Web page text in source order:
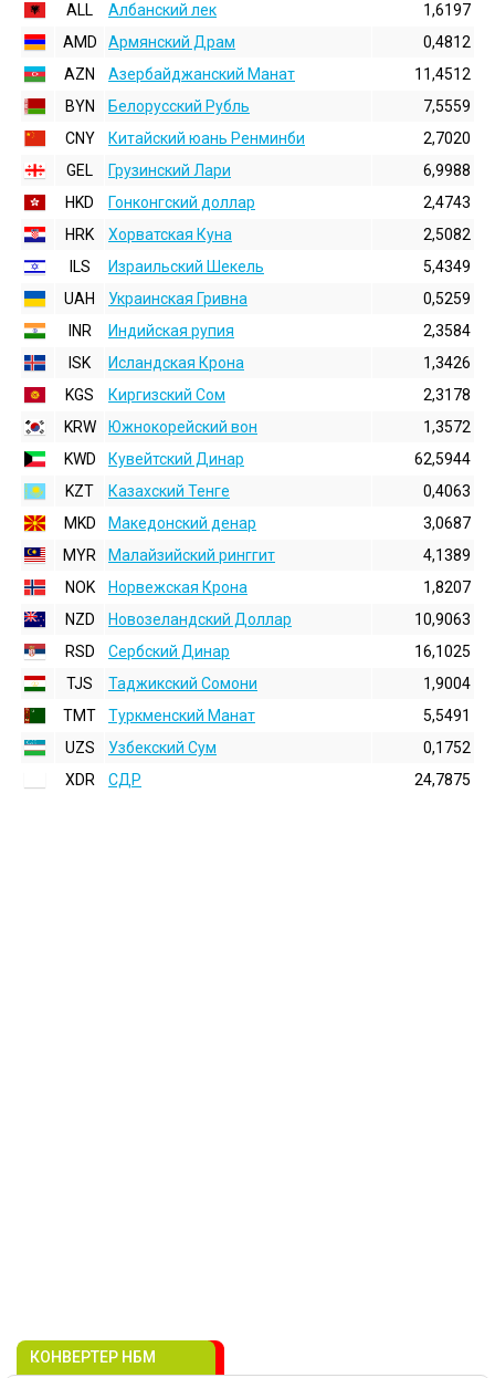
ALL
Албанский лек
1,6197
AMD
Армянский Драм
0,4812
AZN
Азербайджанский Манат
11,4512
BYN
Белорусский Рубль
7,5559
CNY
Китайский юань Ренминби
2,7020
GEL
Грузинский Лари
6,9988
HKD
Гонконгский доллаp
2,4743
HRK
Хорватская Куна
2,5082
ILS
Израильский Шекель
5,4349
UAH
Украинская Гривна
0,5259
INR
Индийская pупия
2,3584
ISK
Исландская Крона
1,3426
KGS
Киргизский Сом
2,3178
KRW
Южнокорейский вон
1,3572
KWD
Кувейтский Динар
62,5944
KZT
Казахский Тенге
0,4063
MKD
Македонский денар
3,0687
MYR
Малайзийский ринггит
4,1389
NOK
Норвежская Крона
1,8207
NZD
Новозеландский Доллар
10,9063
RSD
Сербский Динар
16,1025
TJS
Таджикский Сомони
1,9004
TMT
Туркменский Манат
5,5491
UZS
Узбекский Сум
0,1752
XDR
СДР 24,7875
КОНВЕРТЕР НБМ